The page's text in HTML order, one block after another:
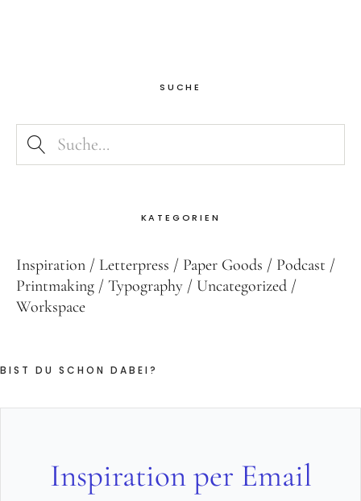
SUCHE
KATEGORIEN
Inspiration Letterpress Paper Goods
Podcast
Printmaking
Typography
Uncategorized
Workspace
BIST DU SCHON DABEI?
Inspiration per Email